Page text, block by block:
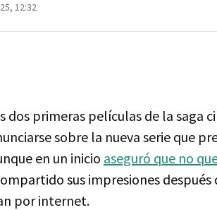
12:32
dos primeras películas de la saga
sobre la nueva serie que
en un inicio aseguró que no
sus impresiones después
por internet.